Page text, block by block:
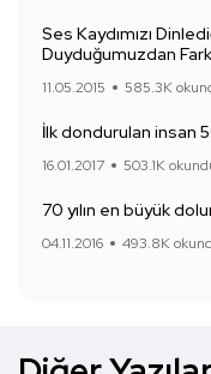
Ses Kaydımızı
Duyduğumuzdan
11.05.2015 585.3K
İlk dondurulan insan
16.01.2017 503.1K
70 yılın en büyük
04.11.2016 493.8K